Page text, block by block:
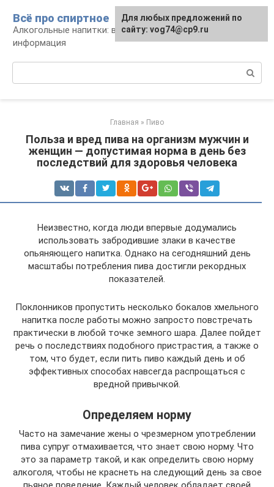
контенту
Всё про спиртное
Алкогольные напитки: виды, рецепты,
информация
Главная » Пиво
Польза и вред пива на организм мужчин и
женщин — допустимая норма в день без
последствий для здоровья человека
Неизвестно, когда люди впервые додумались
использовать забродившие злаки в качестве
опьяняющего напитка. Однако на сегодняшний день
масштабы потребления пива достигли рекордных
показателей.
Поклонников пропустить несколько бокалов хмельного
напитка после работы можно запросто повстречать
практически в любой точке земного шара. Далее пойдет
речь о последствиях подобного пристрастия, а также о
том, что будет, если пить пиво каждый день и об
эффективных способах навсегда распрощаться с
вредной привычкой.
Определяем норму
Часто на замечание жены о чрезмерном употреблении
пива супруг отмахивается, что знает свою норму. Что
это за параметр такой, и как определить свою норму
алкоголя, чтобы не краснеть на следующий день за свое
Для любых предложений по
сайту: vog74@cp9.ru